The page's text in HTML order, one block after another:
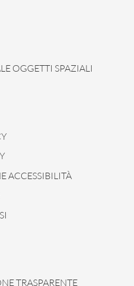
OGGETTI SPAZIALI
ACCESSIBILITÀ
TRASPARENTE